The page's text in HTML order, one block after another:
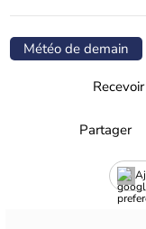
Météo de demain
Partager